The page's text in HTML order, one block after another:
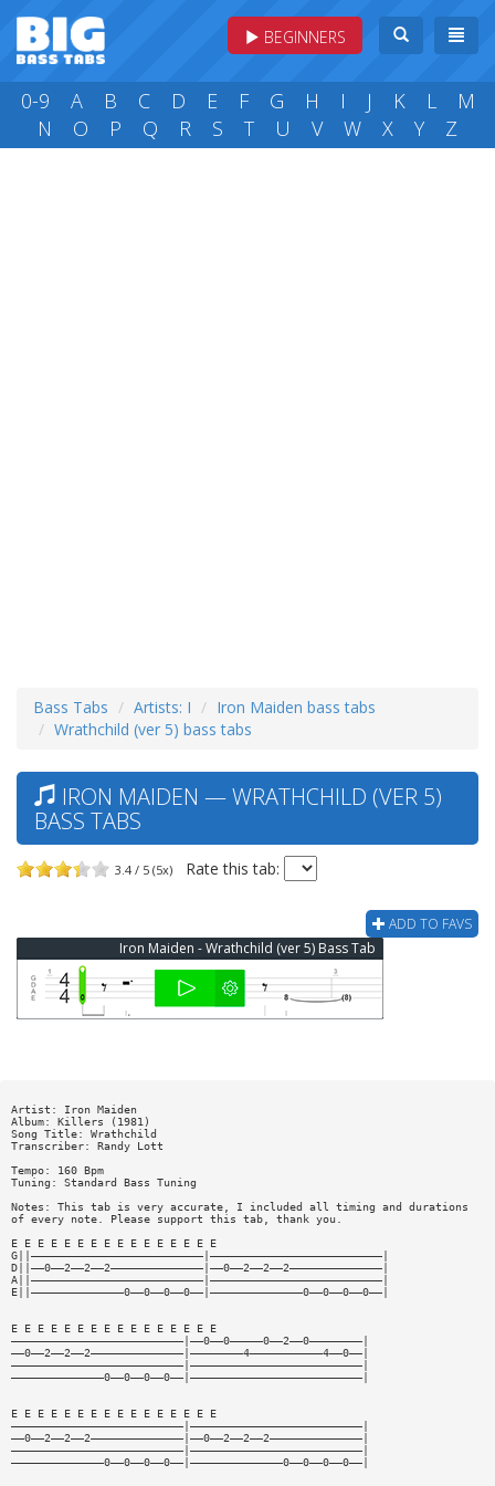
BEGINNERS
0-9 A B C D E F G H I J K L
M
N
O P Q R S T U V W X Y Z
Bass Tabs Artists: I
Iron Maiden bass tabs
Wrathchild (ver 5) bass tabs
IRON MAIDEN — WRATHCHILD (VER 5)
BASS TABS
3.4 / 5 (5x) Rate this tab:
ADD TO FAVS
Iron Maiden - Wrathchild (ver 5) Bass Tab
Artist: Iron Maiden
Album: Killers (1981)
Song Title: Wrathchild
Transcriber: Randy Lott
Tempo: 160 Bpm
Tuning: Standard Bass Tuning
Notes: This tab is very accurate, I included all timing and durations
of every note. Please support this tab, thank you.
E E E E E E E E E E E E E E E E
G||——————————————————————————|——————————————————————————|
D||——0——2——2——2——————————————|——0——2——2——2——————————————|
A||——————————————————————————|——————————————————————————|
E||——————————————0——0——0——0——|——————————————0——0——0——0——|
E E E E E E E E E E E E E E E E
——————————————————————————|——0——0—————0——2——0————————|
——0——2——2——2——————————————|————————4———————————4——0——|
——————————————————————————|——————————————————————————|
——————————————0——0——0——0——|——————————————————————————|
E E E E E E E E E E E E E E E E
——————————————————————————|——————————————————————————|
——0——2——2——2——————————————|——0——2——2——2——————————————|
——————————————————————————|——————————————————————————|
——————————————0——0——0——0——|——————————————0——0——0——0——|